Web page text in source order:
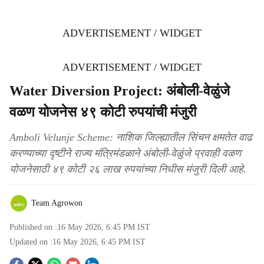
ADVERTISEMENT / WIDGET
ADVERTISEMENT / WIDGET
Water Diversion Project: अंबोली-वेळुंजे
वळण योजनेस ४९ कोटी रुपयांची मंजुरी
Amboli Velunje Scheme: नाशिक जिल्ह्यातील सिंचन क्षमतेत वाढ
करण्याच्या दृष्टीने राज्य मंत्रिमंडळाने अंबोली-वेळुंजे प्रवाही वळण
योजनेसाठी ४९ कोटी २६ लाख रुपयांच्या निधीस मंजुरी दिली आहे.
Team Agrowon
Published on :16 May 2026, 6:45 PM IST
Updated on :16 May 2026, 6:45 PM IST